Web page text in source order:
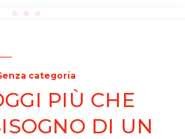
categoria
PIÙ CHE
DI UN